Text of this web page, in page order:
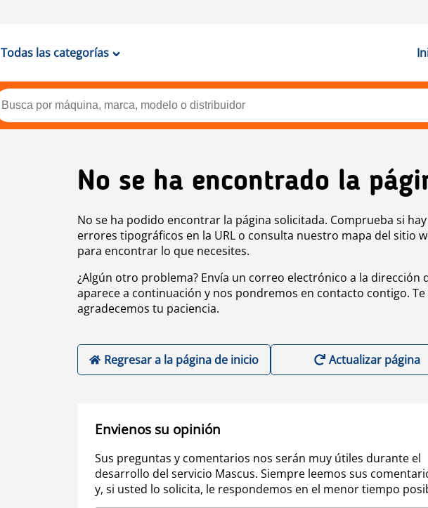
Todas las categorías
No se ha encontrado la
No se ha podido encontrar la página solicitada. Comprueba si hay
errores tipográficos en la URL o consulta nuestro mapa del sitio
para encontrar lo que necesites.
¿Algún otro problema? Envía un correo electrónico a la dirección
aparece a continuación y nos pondremos en contacto contigo. Te
agradecemos tu paciencia.
Regresar a la página de inicio Actualizar página
Envienos su opinión
Sus preguntas y comentarios nos serán muy útiles durante el
desarrollo del servicio Mascus. Siempre leemos sus
y, si usted lo solicita, le respondemos en el menor tiempo